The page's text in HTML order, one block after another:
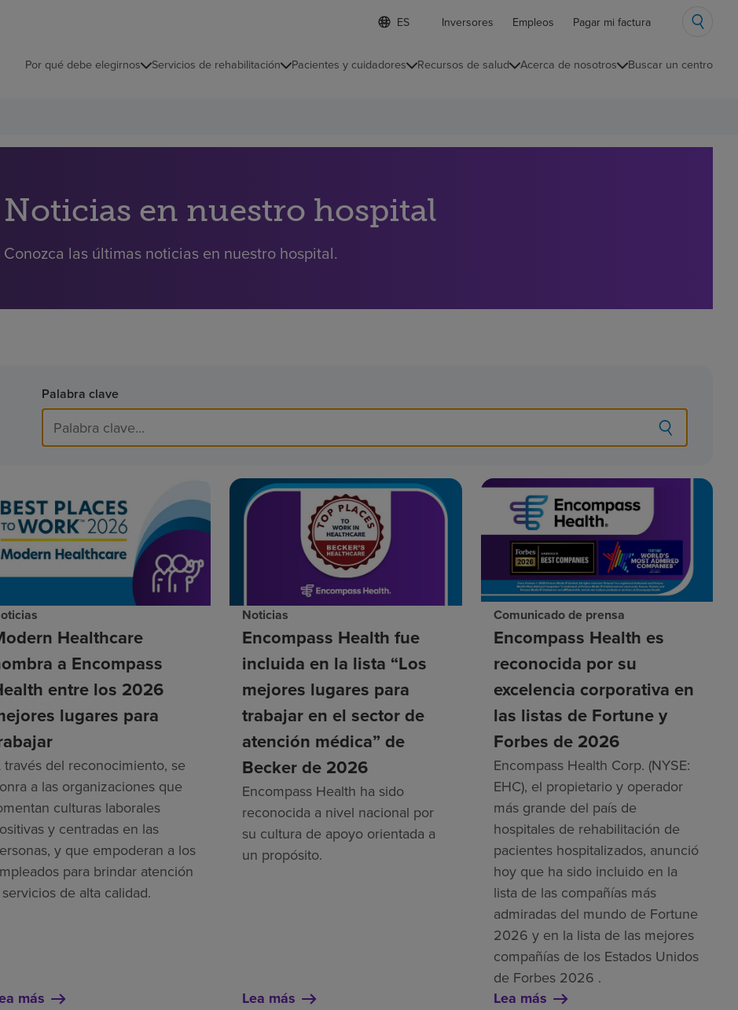
Lista
de
contraída
d
o
m
e
o
n
Inversores Empleos Pagar mi factura
Por qué debe elegirnos Servicios de rehabilitación Pacientes y cuidadores Recursos de salud Acerca de nosotros Buscar un centro
Noticias en nuestro hospital
Conozca las últimas noticias en nuestro hospital.
Palabra clave
Healthcare
a Encompass
entre los 2026
lugares para
través del reconocimiento, se
a las organizaciones que
culturas laborales
y centradas en las
y que empoderan a los
para brindar atención
de alta calidad.
más
Noticias
Encompass Health fue
incluida en la lista “Los
mejores lugares para
trabajar en el sector de
atención médica” de
Becker de 2026
Encompass Health ha sido
reconocida a nivel nacional por
su cultura de apoyo orientada a
un propósito.
Lea más
Comunicado de prensa
Encompass Health es
reconocida por su
excelencia corporativa en
las listas de Fortune y
Forbes de 2026
Encompass Health Corp. (NYSE:
EHC), el propietario y operador
más grande del país de
hospitales de rehabilitación de
pacientes hospitalizados, anunció
hoy que ha sido incluido en la
lista de las compañías más
admiradas del mundo de Fortune
2026 y en la lista de las mejores
compañías de los Estados Unidos
de Forbes 2026 .
Lea más